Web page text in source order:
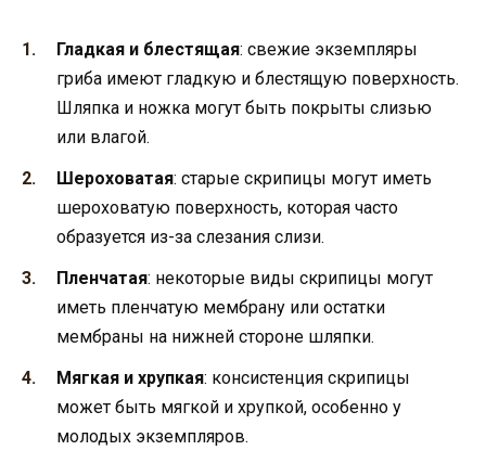
Гладкая и блестящая: свежие экземпляры
гриба имеют гладкую и блестящую поверхность.
Шляпка и ножка могут быть покрыты слизью
или влагой.
Шероховатая: старые скрипицы могут иметь
шероховатую поверхность, которая часто
образуется из-за слезания слизи.
Пленчатая: некоторые виды скрипицы могут
иметь пленчатую мембрану или остатки
мембраны на нижней стороне шляпки.
Мягкая и хрупкая: консистенция скрипицы
может быть мягкой и хрупкой, особенно у
молодых экземпляров.